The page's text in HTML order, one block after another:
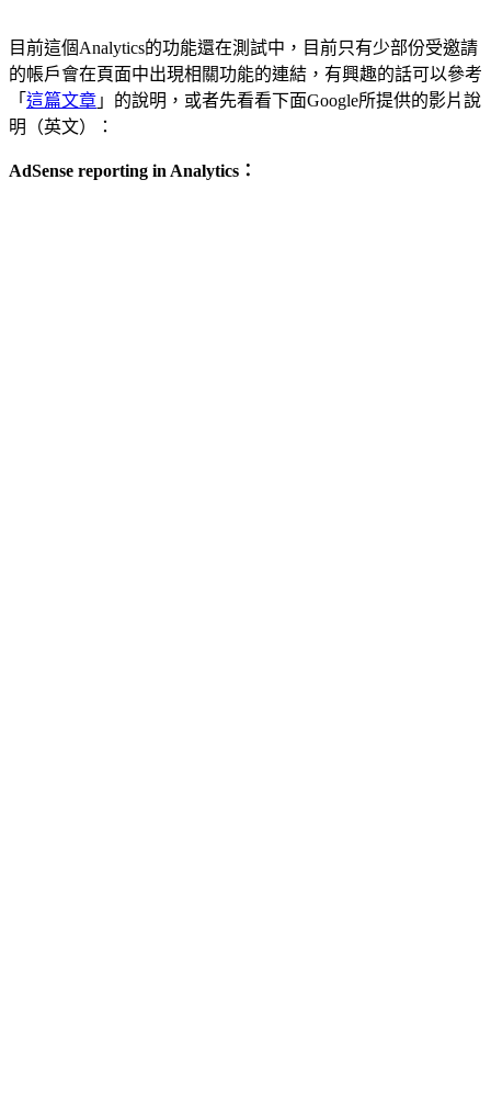
目前這個Analytics的功能還在測試中，目前只有少部份受邀請
的帳戶會在頁面中出現相關功能的連結，有興趣的話可以參考
「 這篇文章 」的說明，或者先看看下面Google所提供的影片說
明（英文）：
AdSense reporting in Analytics：